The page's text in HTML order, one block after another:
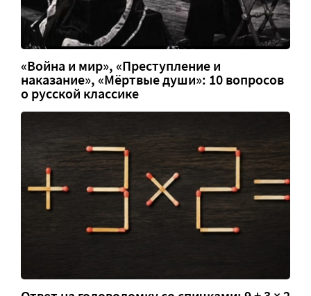
«Война и мир», «Преступление и
наказание», «Мёртвые души»: 10 вопросов
о русской классике